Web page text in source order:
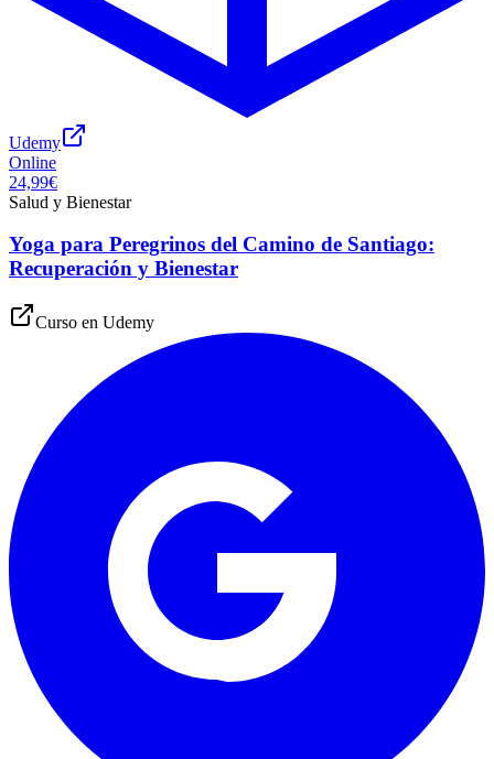
Udemy
Online
24,99€
Salud y Bienestar
Yoga para Peregrinos del Camino de Santiago:
Recuperación y Bienestar
Curso en Udemy